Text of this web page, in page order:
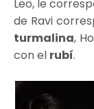
Leo, le
de Ravi
turmalina,
con el rubí.